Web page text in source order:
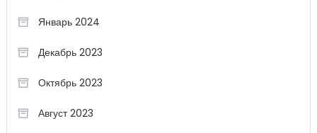
Январь 2024
Декабрь 2023
Октябрь 2023
Август 2023